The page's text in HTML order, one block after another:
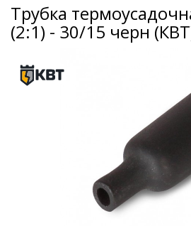
Трубка
(2:1) - 30/15 черн